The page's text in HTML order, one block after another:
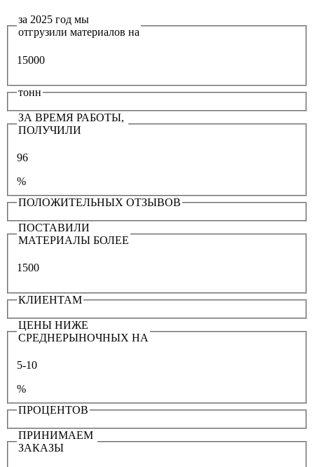
за 2025 год мы
отгрузили материалов на
15000
тонн
ЗА ВРЕМЯ РАБОТЫ,
ПОЛУЧИЛИ
96
%
ПОЛОЖИТЕЛЬНЫХ ОТЗЫВОВ
ПОСТАВИЛИ
МАТЕРИАЛЫ БОЛЕЕ
1500
КЛИЕНТАМ
ЦЕНЫ НИЖЕ
СРЕДНЕРЫНОЧНЫХ НА
5-10
%
ПРОЦЕНТОВ
ПРИНИМАЕМ
ЗАКАЗЫ